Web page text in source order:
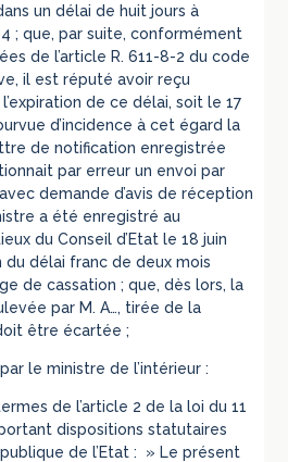
un délai de huit jours à
; que, par suite, conformément
de l’article R. 611-8-2 du code
il est réputé avoir reçu
de ce délai, soit le 17
d’incidence à cet égard la
de notification enregistrée
par erreur un envoi par
demande d’avis de réception
a été enregistré au
du Conseil d’Etat le 18 juin
du délai franc de deux mois
de cassation ; que, dès lors, la
par M. A…, tirée de la
être écartée ;
le ministre de l’intérieur :
de l’article 2 de la loi du 11
dispositions statutaires
de l’Etat : » Le présent